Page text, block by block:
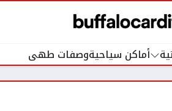
أماكن سياحيةوصفات طهى